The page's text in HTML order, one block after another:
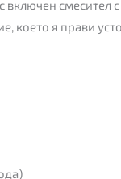
смесител
което я прави